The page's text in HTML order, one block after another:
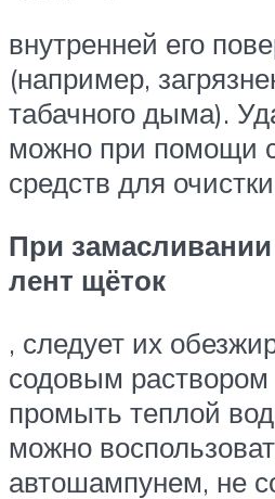
внутренней его
(например,
табачного дыма).
можно при помощи
средств для
При
лент щёток
, следует их
содовым
промыть теплой
можно
автошампунем, не